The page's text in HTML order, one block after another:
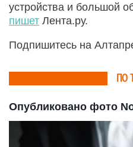
устройства и большой
пишет Лента.ру.
Подпишитесь на
ПО
Опубликовано фото